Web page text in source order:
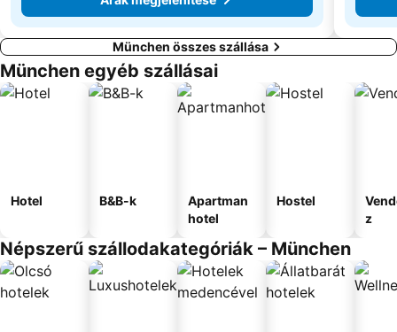
München összes szállása
München egyéb szállásai
Hotel B&B-k
Apartman
hotel
Hostel
z
Népszerű szállodakategóriák – München